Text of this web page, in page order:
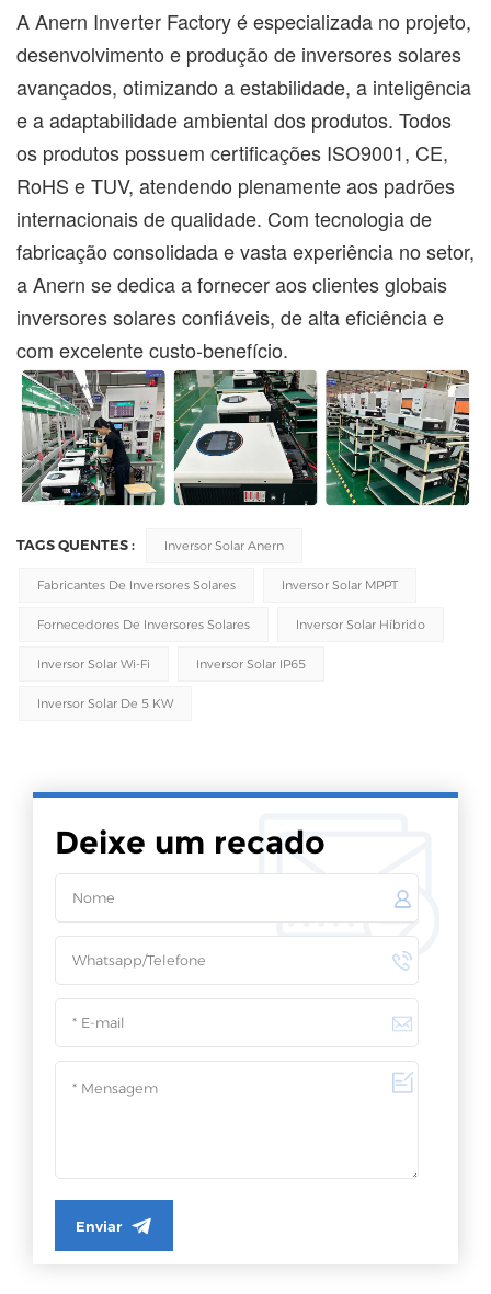
A Anern Inverter Factory é especializada no projeto,
desenvolvimento e produção de inversores solares
avançados, otimizando a estabilidade, a inteligência
e a adaptabilidade ambiental dos produtos. Todos
os produtos possuem certificações ISO9001, CE,
RoHS e TUV, atendendo plenamente aos padrões
internacionais de qualidade. Com tecnologia de
fabricação consolidada e vasta experiência no setor,
a Anern se dedica a fornecer aos clientes globais
inversores solares confiáveis, de alta eficiência e
com excelente custo-benefício.
TAGS QUENTES : Inversor Solar Anern
Fabricantes De Inversores Solares Inversor Solar MPPT
Fornecedores De Inversores Solares Inversor Solar Híbrido
Inversor Solar Wi-Fi Inversor Solar IP65
Inversor Solar De 5 KW
Deixe um recado
Enviar